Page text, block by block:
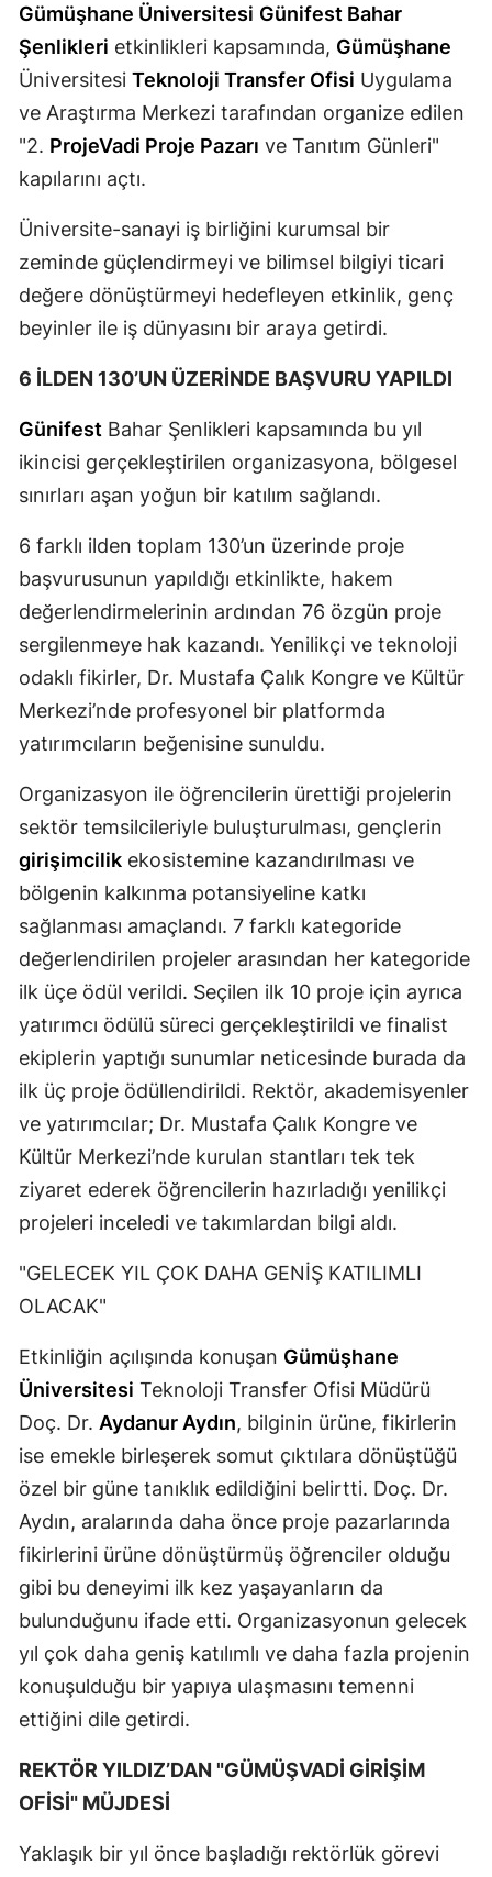
İzmir
Kars
Kastamonu
Kırşehir
Kocaeli
Konya
Kütahya
Malatya
Mardin
Muğla
Muş
Nevşehir
Niğde
Ordu
Rize
Sakarya
Samsun
Siirt
Sinop
Sivas
Tekirdağ
Tokat
Trabzon
Şanlıurfa
Van
Yozgat
Zonguldak
Aksaray
Bayburt
Karaman
Kırıkkale
Batman
Bartın
Gümüşhane Üniversitesi Günifest Bahar
Şenlikleri etkinlikleri kapsamında, Gümüşhane
Üniversitesi Teknoloji Transfer Ofisi Uygulama
ve Araştırma Merkezi tarafından organize edilen
"2. ProjeVadi Proje Pazarı ve Tanıtım Günleri"
kapılarını açtı.
Üniversite-sanayi iş birliğini kurumsal bir
zeminde güçlendirmeyi ve bilimsel bilgiyi ticari
değere dönüştürmeyi hedefleyen etkinlik, genç
beyinler ile iş dünyasını bir araya getirdi.
6 İLDEN 130’UN ÜZERİNDE BAŞVURU YAPILDI
Günifest Bahar Şenlikleri kapsamında bu yıl
ikincisi gerçekleştirilen organizasyona, bölgesel
sınırları aşan yoğun bir katılım sağlandı.
6 farklı ilden toplam 130’un üzerinde proje
başvurusunun yapıldığı etkinlikte, hakem
değerlendirmelerinin ardından 76 özgün proje
sergilenmeye hak kazandı. Yenilikçi ve teknoloji
odaklı fikirler, Dr. Mustafa Çalık Kongre ve Kültür
Merkezi’nde profesyonel bir platformda
yatırımcıların beğenisine sunuldu.
Organizasyon ile öğrencilerin ürettiği projelerin
sektör temsilcileriyle buluşturulması, gençlerin
girişimcilik ekosistemine kazandırılması ve
bölgenin kalkınma potansiyeline katkı
sağlanması amaçlandı. 7 farklı kategoride
değerlendirilen projeler arasından her kategoride
ilk üçe ödül verildi. Seçilen ilk 10 proje için ayrıca
yatırımcı ödülü süreci gerçekleştirildi ve finalist
ekiplerin yaptığı sunumlar neticesinde burada da
ilk üç proje ödüllendirildi. Rektör, akademisyenler
ve yatırımcılar; Dr. Mustafa Çalık Kongre ve
Kültür Merkezi’nde kurulan stantları tek tek
ziyaret ederek öğrencilerin hazırladığı yenilikçi
projeleri inceledi ve takımlardan bilgi aldı.
"GELECEK YIL ÇOK DAHA GENİŞ KATILIMLI
OLACAK"
Etkinliğin açılışında konuşan Gümüşhane
Üniversitesi Teknoloji Transfer Ofisi Müdürü
Doç. Dr. Aydanur Aydın, bilginin ürüne, fikirlerin
ise emekle birleşerek somut çıktılara dönüştüğü
özel bir güne tanıklık edildiğini belirtti. Doç. Dr.
Aydın, aralarında daha önce proje pazarlarında
fikirlerini ürüne dönüştürmüş öğrenciler olduğu
gibi bu deneyimi ilk kez yaşayanların da
bulunduğunu ifade etti. Organizasyonun gelecek
yıl çok daha geniş katılımlı ve daha fazla projenin
konuşulduğu bir yapıya ulaşmasını temenni
ettiğini dile getirdi.
REKTÖR YILDIZ’DAN "GÜMÜŞVADİ GİRİŞİM
OFİSİ" MÜJDESİ
Yaklaşık bir yıl önce başladığı rektörlük görevi